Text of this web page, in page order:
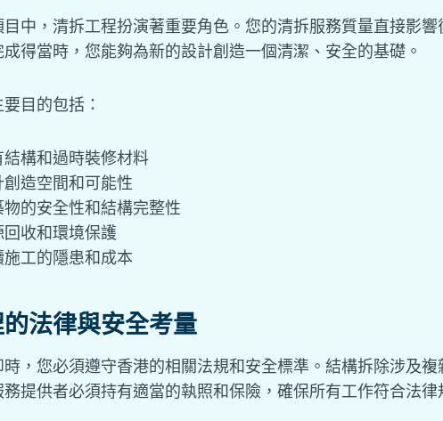
中，清拆工程扮演著重要角色。您的清拆服務質量直接影響
得當時，您能夠為新的設計創造一個清潔、安全的基礎。
目的包括：
結構和過時裝修材料
造空間和可能性
的安全性和結構完整性
回收和環境保護
施工的隱患和成本
法律與安全考量
，您必須遵守香港的相關法規和安全標準。結構拆除涉及
提供者必須持有適當的執照和保險，確保所有工作符合法律